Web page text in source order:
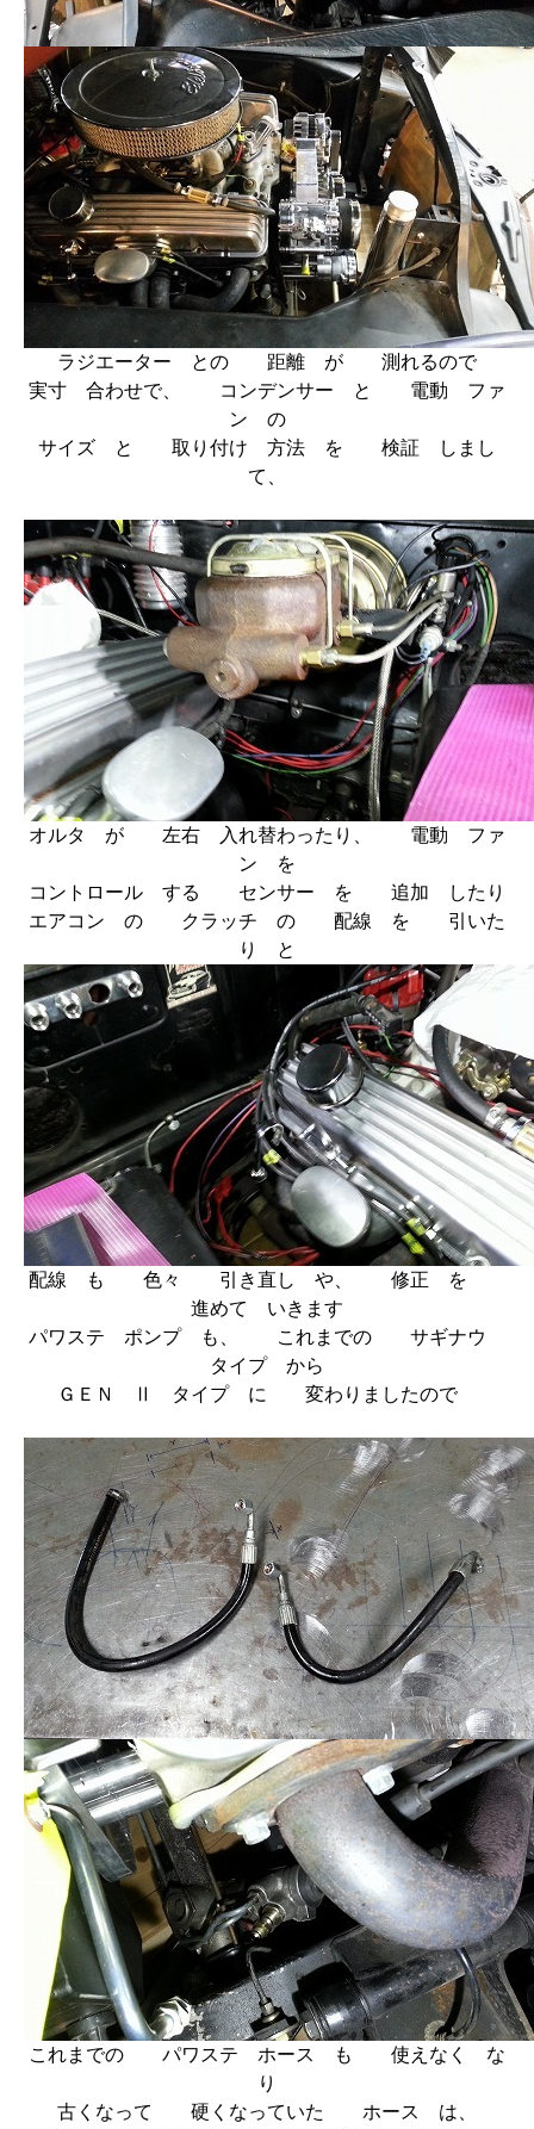
ラジエーター との 距離 が 測れるので
実寸 合わせで、 コンデンサー と 電動 ファ
ン の
サイズ と 取り付け 方法 を 検証 しまし
て、
オルタ が 左右 入れ替わったり、 電動 ファ
ン を
コントロール する センサー を 追加 したり
エアコン の クラッチ の 配線 を 引いた
り と
配線 も 色々 引き直し や、 修正 を
進めて いきます
パワステ ポンプ も、 これまでの サギナウ
タイプ から
ＧＥＮ Ⅱ タイプ に 変わりましたので
これまでの パワステ ホース も 使えなく な
り
古くなって 硬くなっていた ホース は、